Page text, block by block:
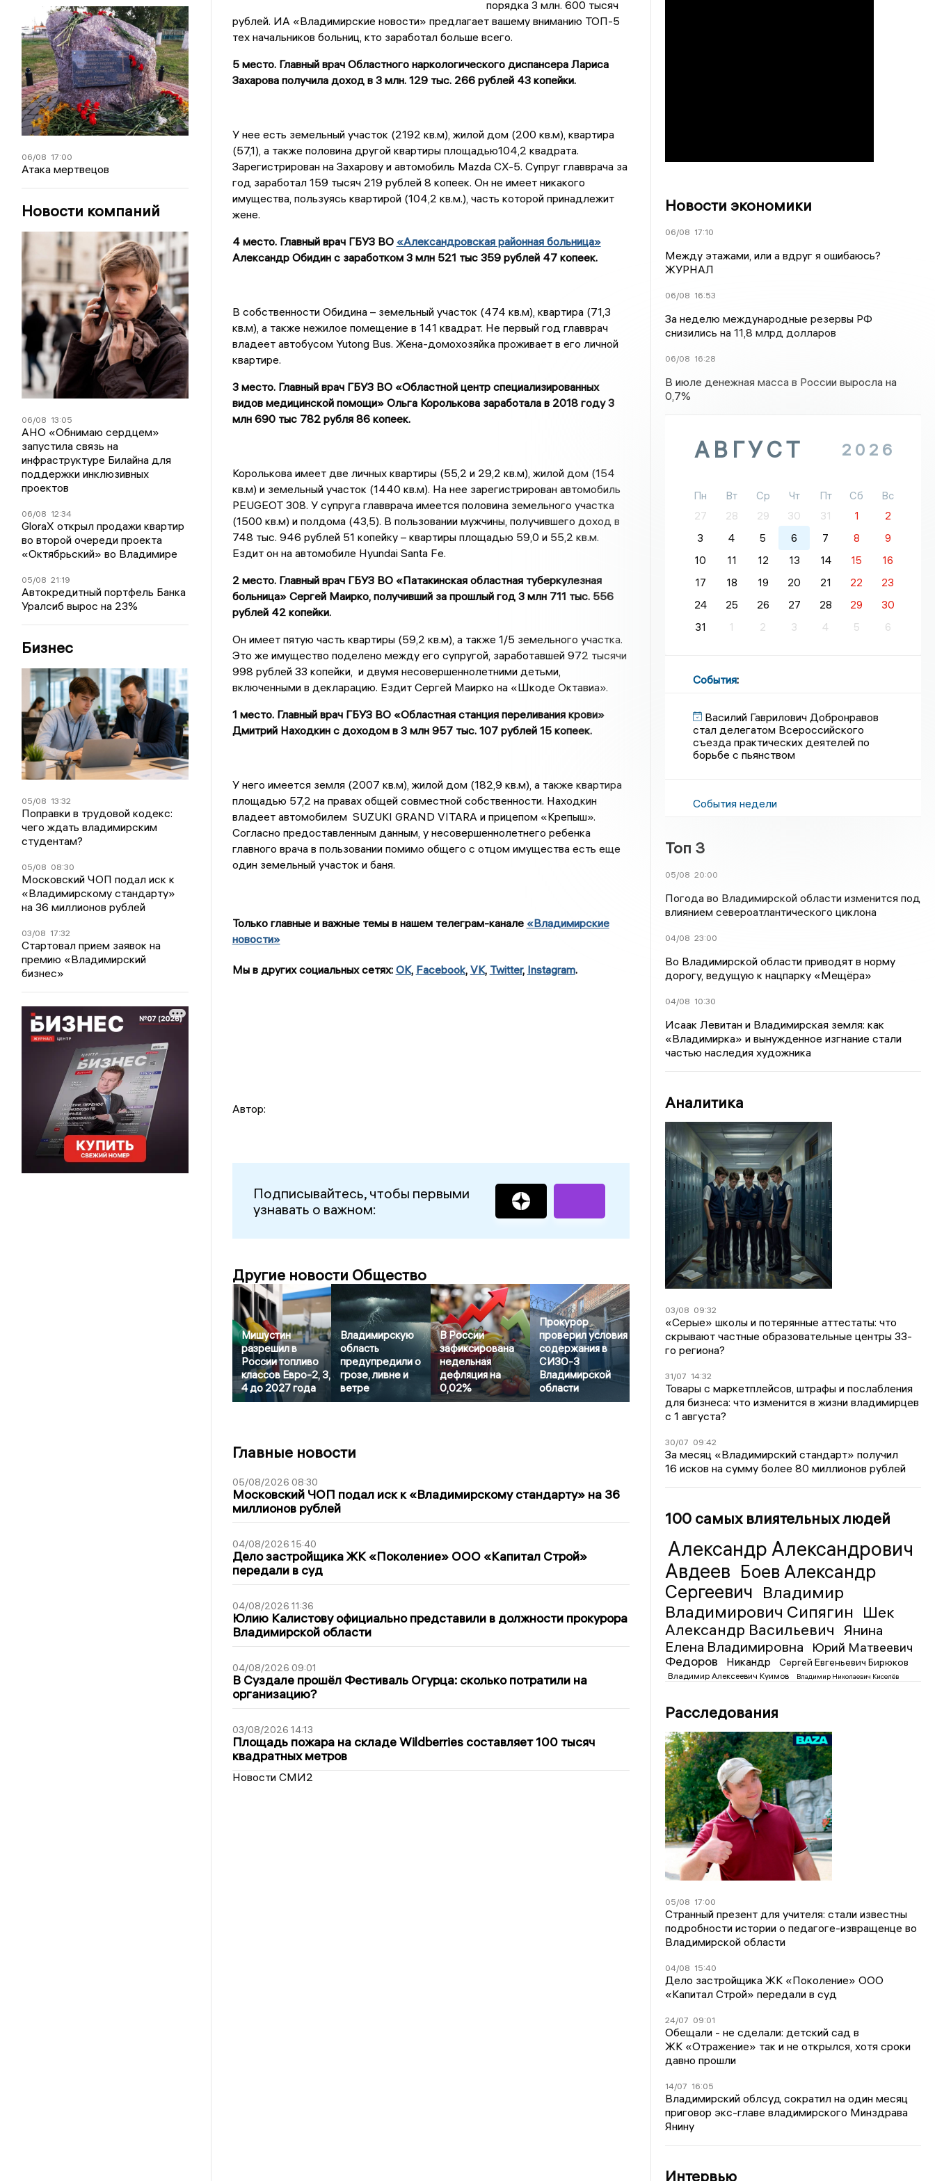
06/08 17:00
Атака мертвецов
Новости компаний
06/08 13:05
АНО «Обнимаю сердцем»
запустила связь на
инфраструктуре Билайна для
поддержки инклюзивных
проектов
06/08 12:34
GloraX открыл продажи квартир
во второй очереди проекта
«Октябрьский» во Владимире
05/08 21:19
Автокредитный портфель Банка
Уралсиб вырос на 23%
Бизнес
05/08 13:32
Поправки в трудовой кодекс:
чего ждать владимирским
студентам?
05/08 08:30
Московский ЧОП подал иск к
«Владимирскому стандарту»
на 36 миллионов рублей
03/08 17:32
Стартовал прием заявок на
премию «Владимирский
бизнес»
порядка 3 млн. 600 тысяч
рублей. ИА «Владимирские новости» предлагает вашему вниманию ТОП-5
тех начальников больниц, кто заработал больше всего.
5 место. Главный врач Областного наркологического диспансера Лариса
Захарова получила доход в 3 млн. 129 тыс. 266 рублей 43 копейки.
У нее есть земельный участок (2192 кв.м), жилой дом (200 кв.м), квартира
(57,1), а также половина другой квартиры площадью104,2 квадрата.
Зарегистрирован на Захарову и автомобиль Mazda CX-5. Супруг главврача за
год заработал 159 тысяч 219 рублей 8 копеек. Он не имеет никакого
имущества, пользуясь квартирой (104,2 кв.м.), часть которой принадлежит
жене.
4 место. Главный врач ГБУЗ ВО «Александровская районная больница»
Александр Обидин с заработком 3 млн 521 тыс 359 рублей 47 копеек.
В собственности Обидина – земельный участок (474 кв.м), квартира (71,3
кв.м), а также нежилое помещение в 141 квадрат. Не первый год главврач
владеет автобусом Yutong Bus. Жена-домохозяйка проживает в его личной
квартире.
3 место. Главный врач ГБУЗ ВО «Областной центр специализированных
видов медицинской помощи» Ольга Королькова заработала в 2018 году 3
млн 690 тыс 782 рубля 86 копеек.
Королькова имеет две личных квартиры (55,2 и 29,2 кв.м), жилой дом (154
кв.м) и земельный участок (1440 кв.м). На нее зарегистрирован автомобиль
PEUGEOT 308. У супруга главврача имеется половина земельного участка
(1500 кв.м) и полдома (43,5). В пользовании мужчины, получившего доход в
748 тыс. 946 рублей 51 копейку – квартиры площадью 59,0 и 55,2 кв.м.
Ездит он на автомобиле Hyundai Santa Fe.
2 место. Главный врач ГБУЗ ВО «Патакинская областная туберкулезная
больница» Сергей Маирко, получивший за прошлый год 3 млн 711 тыс. 556
рублей 42 копейки.
Он имеет пятую часть квартиры (59,2 кв.м), а также 1/5 земельного участка.
Это же имущество поделено между его супругой, заработавшей 972 тысячи
998 рублей 33 копейки, и двумя несовершеннолетними детьми,
включенными в декларацию. Ездит Сергей Маирко на «Шкоде Октавиа».
1 место. Главный врач ГБУЗ ВО «Областная станция переливания крови»
Дмитрий Находкин с доходом в 3 млн 957 тыс. 107 рублей 15 копеек.
У него имеется земля (2007 кв.м), жилой дом (182,9 кв.м), а также квартира
площадью 57,2 на правах общей совместной собственности. Находкин
владеет автомобилем SUZUKI GRAND VITARA и прицепом «Крепыш».
Согласно предоставленным данным, у несовершеннолетнего ребенка
главного врача в пользовании помимо общего с отцом имущества есть еще
один земельный участок и баня.
Только главные и важные темы в нашем телеграм-канале «Владимирские
новости»
Мы в других социальных сетях: OK, Facebook, VK, Twitter, Instagram.
Автор:
Подписывайтесь, чтобы первыми
узнавать о важном:
Другие новости Общество
Мишустин
разрешил в
России топливо
классов Евро-2, 3,
4 до 2027 года
Владимирскую
область
предупредили о
грозе, ливне и
ветре
В России
зафиксирована
недельная
дефляция на
0,02%
Прокурор
проверил условия
содержания в
СИЗО-3
Владимирской
области
Главные новости
05/08/2026 08:30
Московский ЧОП подал иск к «Владимирскому стандарту» на 36
миллионов рублей
04/08/2026 15:40
Дело застройщика ЖК «Поколение» ООО «Капитал Строй»
передали в суд
04/08/2026 11:36
Юлию Калистову официально представили в должности прокурора
Владимирской области
04/08/2026 09:01
В Суздале прошёл Фестиваль Огурца: сколько потратили на
организацию?
03/08/2026 14:13
Площадь пожара на складе Wildberries составляет 100 тысяч
квадратных метров
Новости СМИ2
Новости экономики
06/08 17:10
Между этажами, или а вдруг я ошибаюсь?
ЖУРНАЛ
06/08 16:53
За неделю международные резервы РФ
снизились на 11,8 млрд долларов
06/08 16:28
В июле денежная масса в России выросла на
0,7%
АВГУСТ 2026
Пн Вт Ср Чт Пт Сб
Вс
27
28 29 30 31 1
2
3
4 5 6 7 8
9
10
11 12 13 14 15
16
17
18 19 20 21 22
23
24
25 26 27 28 29
30
31
1 2 3 4 5 6
События:
Василий Гаврилович Добронравов
стал делегатом Всероссийского
съезда практических деятелей по
борьбе с пьянством
События недели
Топ 3
05/08 20:00
Погода во Владимирской области изменится под
влиянием североатлантического циклона
04/08 23:00
Во Владимирской области приводят в норму
дорогу, ведущую к нацпарку «Мещёра»
04/08 10:30
Исаак Левитан и Владимирская земля: как
«Владимирка» и вынужденное изгнание стали
частью наследия художника
Аналитика
03/08 09:32
«Серые» школы и потерянные аттестаты: что
скрывают частные образовательные центры 33-
го региона?
31/07 14:32
Товары с маркетплейсов, штрафы и послабления
для бизнеса: что изменится в жизни владимирцев
с 1 августа?
30/07 09:42
За месяц «Владимирский стандарт» получил
16 исков на сумму более 80 миллионов рублей
100 самых влиятельных людей
Александр Александрович
Авдеев Боев Александр
Сергеевич Владимир
Владимирович Сипягин Шек
Александр Васильевич
Янина
Елена Владимировна
Юрий Матвеевич
Федоров
Никандр Сергей Евгеньевич Бирюков
Владимир Алексеевич Куимов Владимир Николаевич Киселёв
Расследования
05/08 17:00
Странный презент для учителя: стали известны
подробности истории о педагоге-извращенце во
Владимирской области
04/08 15:40
Дело застройщика ЖК «Поколение» ООО
«Капитал Строй» передали в суд
24/07 09:01
Обещали - не сделали: детский сад в
ЖК «Отражение» так и не открылся, хотя сроки
давно прошли
14/07 16:05
Владимирский облсуд сократил на один месяц
приговор экс-главе владимирского Минздрава
Янину
Интервью